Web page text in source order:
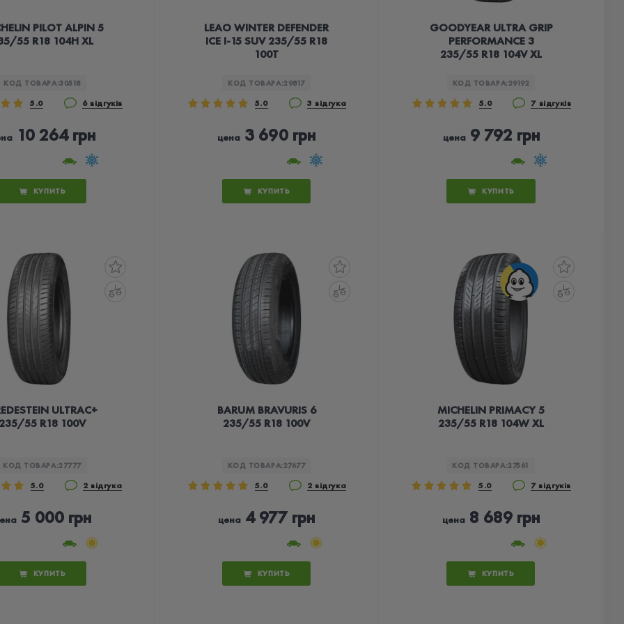
PILOT ALPIN 5
55 R18 104H XL
КОД ТОВАРА:30518
5.0 6 відгуків
10 264 грн
КУПИТЬ
LEAO WINTER DEFENDER
ICE I-15 SUV 235/55 R18
100T
КОД ТОВАРА:29817
5.0 3 відгука
цена 3 690 грн
КУПИТЬ
GOODYEAR ULTRA GRIP
PERFORMANCE 3
235/55 R18 104V XL
КОД ТОВАРА:29192
5.0 7 відгуків
цена9 792 грн
КУПИТЬ
ULTRAC+
55 R18 100V
КОД ТОВАРА:27777
5.0 2 відгука
5 000 грн
КУПИТЬ
BARUM BRAVURIS 6
235/55 R18 100V
КОД ТОВАРА:27677
5.0 2 відгука
цена 4 977 грн
КУПИТЬ
MICHELIN PRIMACY 5
235/55 R18 104W XL
КОД ТОВАРА:27561
5.0 7 відгуків
цена8 689 грн
КУПИТЬ